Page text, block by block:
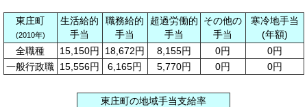
東庄町
(2010年)
生活給的
手当
職務給的
手当
超過労働的
手当
その他の
手当
寒冷地手当
(年額)
全職種
15,150円 18,672円 8,155円 0円
0円
一般行政職 15,556円 6,165円 5,770円 0円 0円
東庄町の地域手当支給率